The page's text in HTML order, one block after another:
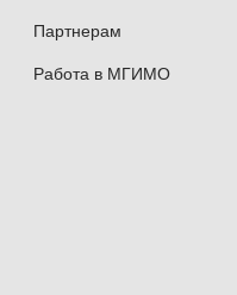
Партнерам
Работа в МГИМО